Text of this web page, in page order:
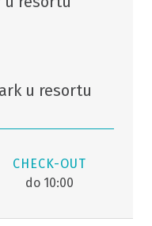
u resortu
CHECK-OUT
do 10:00